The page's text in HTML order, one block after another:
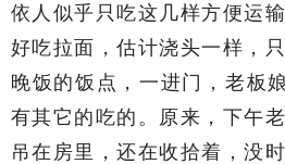
依人似乎只吃这几样方便运
好吃拉面，估计浇头一样，
晚饭的饭点，一进门，老板
有其它的吃的。原来，下午
吊在房里，还在收拾着，没